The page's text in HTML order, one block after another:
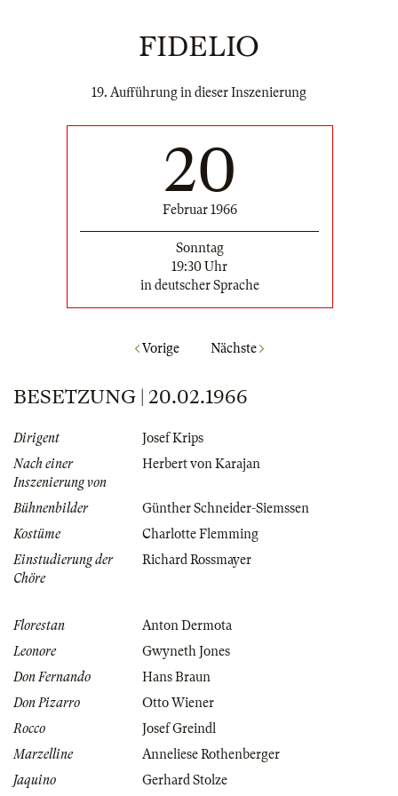
FIDELIO
19. Aufführung in dieser Inszenierung
20
Februar 1966
Sonntag
19:30 Uhr
in deutscher Sprache
Vorige Nächste
BESETZUNG | 20.02.1966
Dirigent
Josef Krips
Nach einer
Inszenierung von
Herbert von Karajan
Bühnenbilder
Günther Schneider-Siemssen
Kostüme
Charlotte Flemming
Einstudierung der
Chöre
Richard Rossmayer
Florestan
Anton Dermota
Leonore
Gwyneth Jones
Don Fernando
Hans Braun
Don Pizarro
Otto Wiener
Rocco
Josef Greindl
Marzelline
Anneliese Rothenberger
Jaquino
Gerhard Stolze